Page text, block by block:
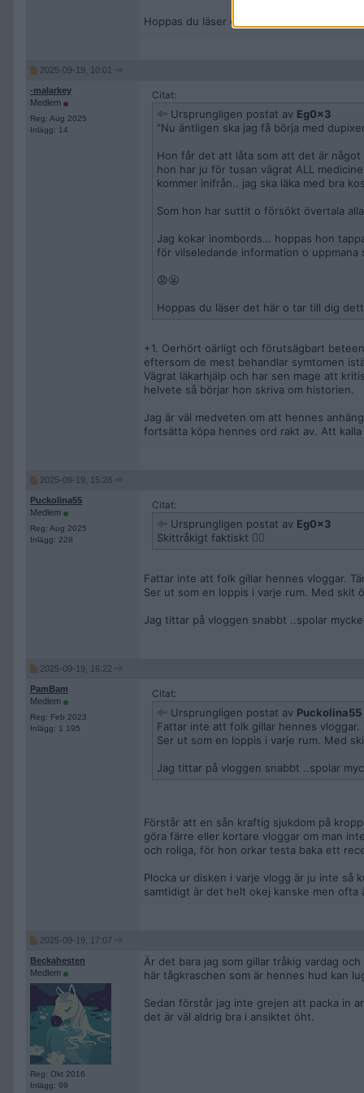
Hoppas du läser det här o tar till dig detta
2025-09-19, 10:01
-malarkey
Medlem
Reg: Aug 2025
Inlägg: 14
Citat:
Ursprungligen postat av Eg0x3
”Nu äntligen ska jag få börja med
Hon får det att låta som att det är
hon har ju för tusan vägrat ALL
kommer inifrån.. jag ska läka med bra
Som hon har suttit o försökt övertala
Jag kokar inombords… hoppas hon
för vilseledande information o
😡🤬
Hoppas du läser det här o tar till dig
+1. Oerhört oärligt och förutsägbart
eftersom de mest behandlar symtomen
Vägrat läkarhjälp och har sen mage att
helvete så börjar hon skriva om historien.
Jag är väl medveten om att hennes
fortsätta köpa hennes ord rakt av. Att
2025-09-19, 15:28
Puckolina55
Medlem
Reg: Aug 2025
Inlägg: 228
Citat:
Ursprungligen postat av Eg0x3
Skittråkigt faktiskt 👎🏻
Fattar inte att folk gillar hennes vloggar.
Ser ut som en loppis i varje rum. Med skit
Jag tittar på vloggen snabbt ..spolar
2025-09-19, 16:22
PamBam
Medlem
Reg: Feb 2023
Inlägg: 1 195
Citat:
Ursprungligen postat av Puckolina55
Fattar inte att folk gillar hennes
Ser ut som en loppis i varje rum. Med
Jag tittar på vloggen snabbt ..spolar
Förstår att en sån kraftig sjukdom på
göra färre eller kortare vloggar om man
och roliga, för hon orkar testa baka ett
Plocka ur disken i varje vlogg är ju inte så
samtidigt är det helt okej kanske men ofta
2025-09-19, 17:07
Beckahesten
Medlem
Reg: Okt 2016
Inlägg: 99
Är det bara jag som gillar tråkig vardag
här tågkraschen som är hennes hud kan
Sedan förstår jag inte grejen att packa in
det är väl aldrig bra i ansiktet öht.